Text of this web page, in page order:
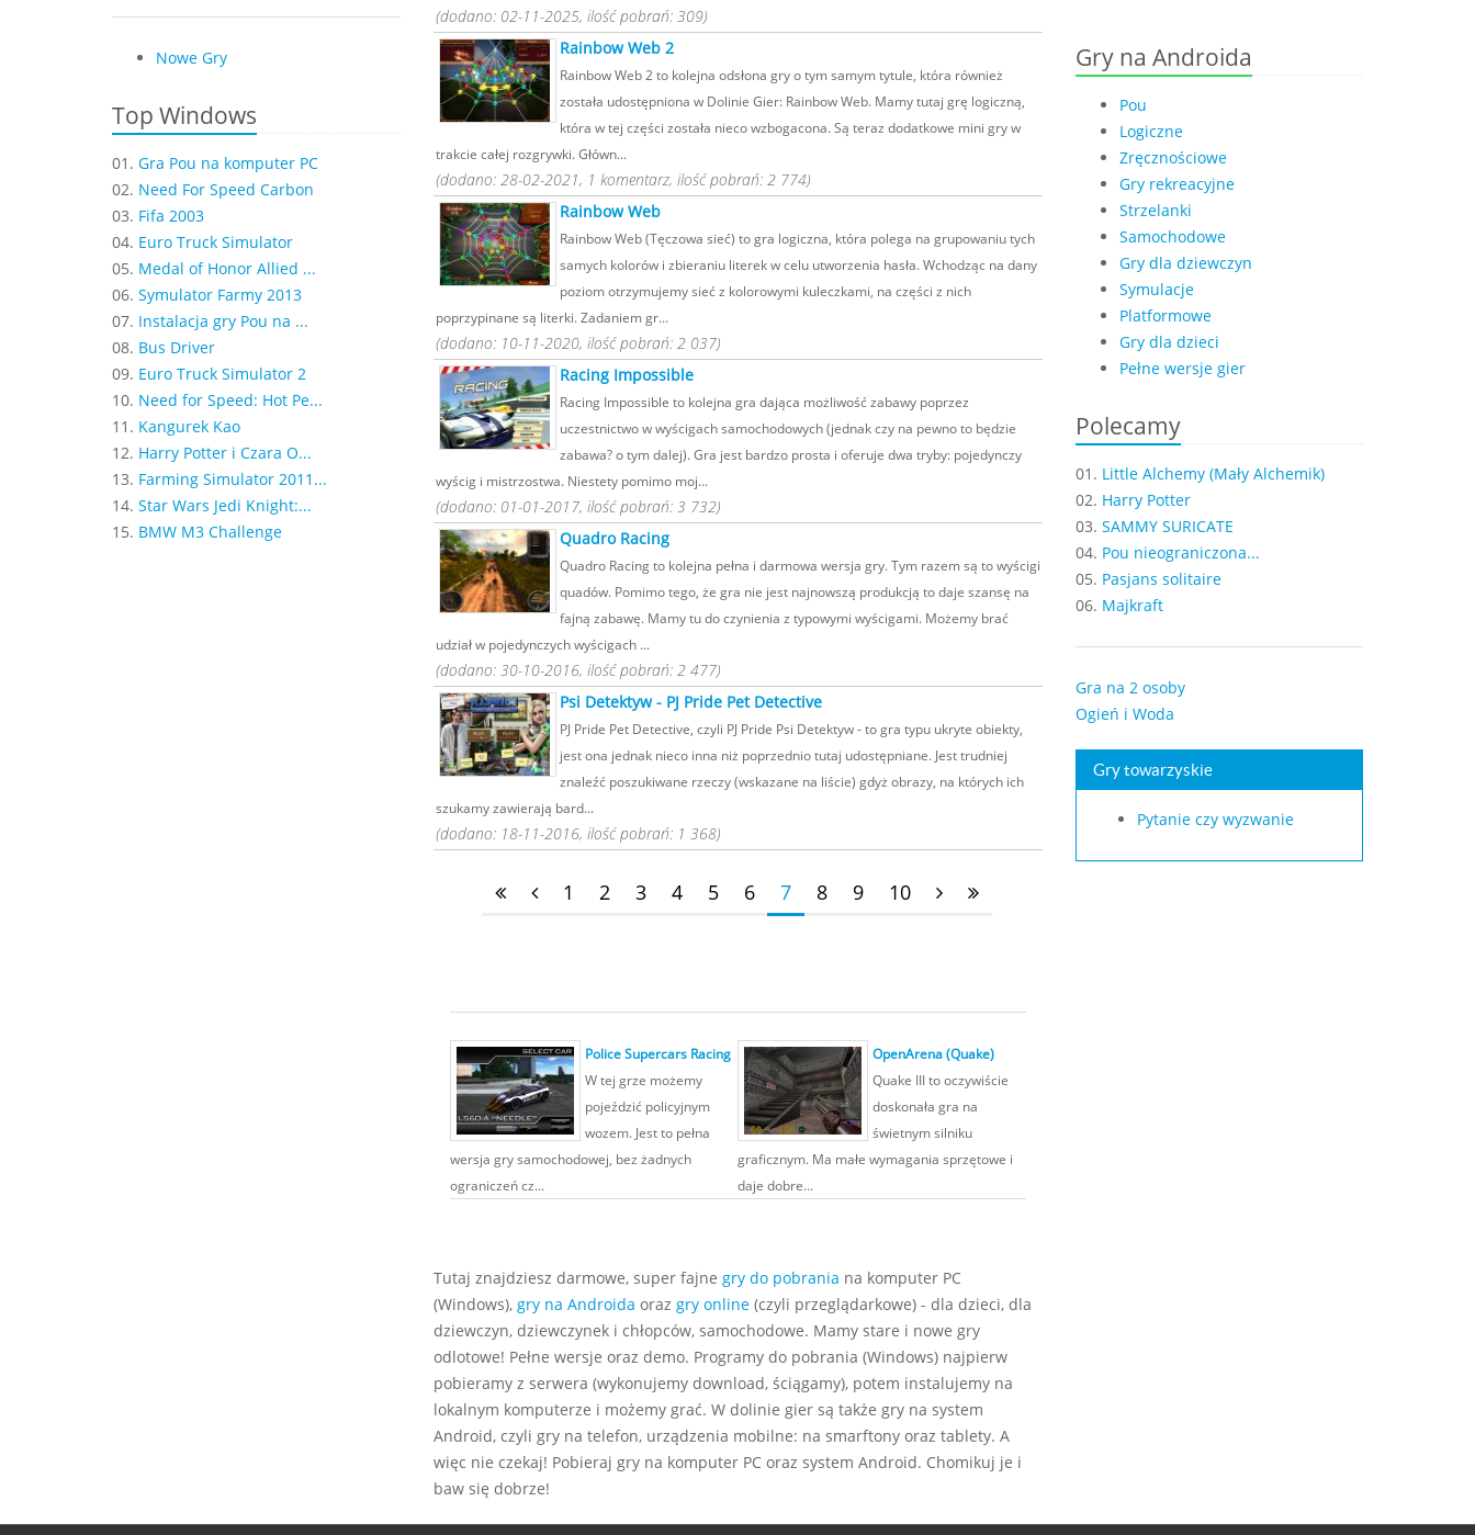
Nowe Gry
Top Windows
01. Gra Pou na komputer PC
02. Need For Speed Carbon
03. Fifa 2003
04. Euro Truck Simulator
05. Medal of Honor Allied ...
06. Symulator Farmy 2013
07. Instalacja gry Pou na ...
08. Bus Driver
09. Euro Truck Simulator 2
10. Need for Speed: Hot Pe...
11. Kangurek Kao
12. Harry Potter i Czara O...
13. Farming Simulator 2011...
14. Star Wars Jedi Knight:...
15. BMW M3 Challenge
(dodano: 02-11-2025, ilość pobrań: 309)
Rainbow Web 2
Rainbow Web 2 to kolejna odsłona gry o tym samym tytule, która również
została udostępniona w Dolinie Gier: Rainbow Web. Mamy tutaj grę logiczną,
która w tej części została nieco wzbogacona. Są teraz dodatkowe mini gry w
trakcie całej rozgrywki. Główn...
(dodano: 28-02-2021, 1 komentarz, ilość pobrań: 2 774)
Rainbow Web
Rainbow Web (Tęczowa sieć) to gra logiczna, która polega na grupowaniu tych
samych kolorów i zbieraniu literek w celu utworzenia hasła. Wchodząc na dany
poziom otrzymujemy sieć z kolorowymi kuleczkami, na części z nich
poprzypinane są literki. Zadaniem gr...
(dodano: 10-11-2020, ilość pobrań: 2 037)
Racing Impossible
Racing Impossible to kolejna gra dająca możliwość zabawy poprzez
uczestnictwo w wyścigach samochodowych (jednak czy na pewno to będzie
zabawa? o tym dalej). Gra jest bardzo prosta i oferuje dwa tryby: pojedynczy
wyścig i mistrzostwa. Niestety pomimo moj...
(dodano: 01-01-2017, ilość pobrań: 3 732)
Quadro Racing
Quadro Racing to kolejna pełna i darmowa wersja gry. Tym razem są to wyścigi
quadów. Pomimo tego, że gra nie jest najnowszą produkcją to daje szansę na
fajną zabawę. Mamy tu do czynienia z typowymi wyścigami. Możemy brać
udział w pojedynczych wyścigach ...
(dodano: 30-10-2016, ilość pobrań: 2 477)
Psi Detektyw - PJ Pride Pet Detective
PJ Pride Pet Detective, czyli PJ Pride Psi Detektyw - to gra typu ukryte obiekty,
jest ona jednak nieco inna niż poprzednio tutaj udostępniane. Jest trudniej
znaleźć poszukiwane rzeczy (wskazane na liście) gdyż obrazy, na których ich
szukamy zawierają bard...
(dodano: 18-11-2016, ilość pobrań: 1 368)
1 2 3 4 5 6 7 8 9 10
Police Supercars Racing
W tej grze możemy
pojeździć policyjnym
wozem. Jest to pełna
wersja gry samochodowej, bez żadnych
ograniczeń cz...
OpenArena (Quake)
Quake III to oczywiście
doskonała gra na
świetnym silniku
graficznym. Ma małe wymagania sprzętowe i
daje dobre...
Tutaj znajdziesz darmowe, super fajne gry do pobrania na komputer PC
(Windows), gry na Androida oraz gry online(czyli przeglądarkowe) - dla dzieci, dla
dziewczyn, dziewczynek i chłopców, samochodowe. Mamy stare i nowe gry
odlotowe! Pełne wersje oraz demo. Programy do pobrania (Windows) najpierw
pobieramy z serwera (wykonujemy download, ściągamy), potem instalujemy na
lokalnym komputerze i możemy grać. W dolinie gier są także gry na system
Android, czyli gry na telefon, urządzenia mobilne: na smarftony oraz tablety. A
więc nie czekaj! Pobieraj gry na komputer PC oraz system Android. Chomikuj je i
baw się dobrze!
Gry na Androida
Pou
Logiczne
Zręcznościowe
Gry rekreacyjne
Strzelanki
Samochodowe
Gry dla dziewczyn
Symulacje
Platformowe
Gry dla dzieci
Pełne wersje gier
Polecamy
01. Little Alchemy (Mały Alchemik)
02. Harry Potter
03. SAMMY SURICATE
04. Pou nieograniczona...
05. Pasjans solitaire
06. Majkraft
Gra na 2 osoby
Ogień i Woda
Gry towarzyskie
Pytanie czy wyzwanie